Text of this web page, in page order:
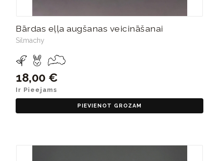
Bārdas eļļa augšanas veicināšanai
Silmachy
18,00 €
Ir Pieejams
PIEVIENOT GROZAM